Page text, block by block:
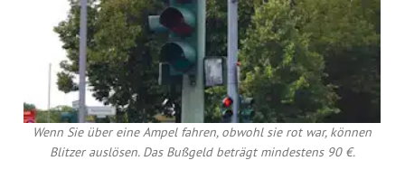
Wenn Sie über eine Ampel fahren, obwohl sie rot war, können
Blitzer auslösen. Das Bußgeld beträgt mindestens 90 €.